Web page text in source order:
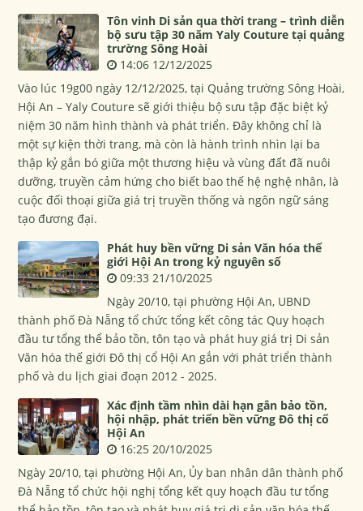
Tôn vinh Di sản qua thời trang – trình diễn
bộ sưu tập 30 năm Yaly Couture tại quảng
trường Sông Hoài
14:06 12/12/2025
Vào lúc 19g00 ngày 12/12/2025, tại Quảng trường Sông Hoài,
Hội An – Yaly Couture sẽ giới thiệu bộ sưu tập đặc biệt kỷ
niệm 30 năm hình thành và phát triển. Đây không chỉ là
một sự kiện thời trang, mà còn là hành trình nhìn lại ba
thập kỷ gắn bó giữa một thương hiệu và vùng đất đã nuôi
dưỡng, truyền cảm hứng cho biết bao thế hệ nghệ nhân, là
cuộc đối thoại giữa giá trị truyền thống và ngôn ngữ sáng
tạo đương đại.
Phát huy bền vững Di sản Văn hóa thế
giới Hội An trong kỷ nguyên số
09:33 21/10/2025
Ngày 20/10, tại phường Hội An, UBND
thành phố Đà Nẵng tổ chức tổng kết công tác Quy hoạch
đầu tư tổng thể bảo tồn, tôn tạo và phát huy giá trị Di sản
Văn hóa thế giới Đô thị cổ Hội An gắn với phát triển thành
phố và du lịch giai đoạn 2012 - 2025.
Xác định tầm nhìn dài hạn gắn bảo tồn,
hội nhập, phát triển bền vững Đô thị cổ
Hội An
16:25 20/10/2025
Ngày 20/10, tại phường Hội An, Ủy ban nhân dân thành phố
Đà Nẵng tổ chức hội nghị tổng kết quy hoạch đầu tư tổng